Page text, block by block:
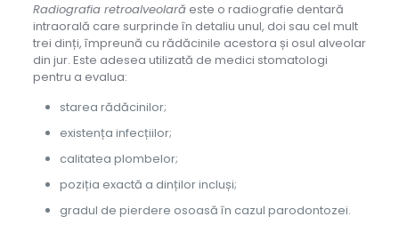
Radiografia retroalveolarăeste o radiografie dentară
intraorală care surprinde în detaliu unul, doi sau cel mult
trei dinți, împreună cu rădăcinile acestora și osul alveolar
din jur. Este adesea utilizată de medici stomatologi
pentru a evalua:
starea rădăcinilor;
existența infecțiilor;
calitatea plombelor;
poziția exactă a dinților incluși;
gradul de pierdere osoasă în cazul parodontozei.